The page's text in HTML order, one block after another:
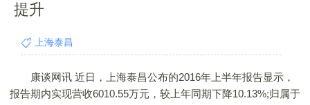
提升
上海泰昌
康谈网讯 近日，上海泰昌公布的2016年上半年报告显示，
报告期内实现营收6010.55万元，较上年同期下降10.13%;归属于